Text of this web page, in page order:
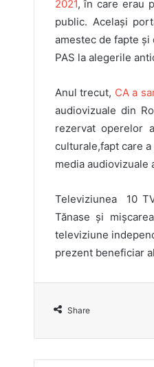
2021, în care erau
public. Același
amestec de fapte
PAS la alegerile
Anul trecut, CA a
audiovizuale din
rezervat operelor
culturale,fapt care
media audiovizuale
Televiziunea 10
Tănase și
televiziune
prezent beneficiar
Share